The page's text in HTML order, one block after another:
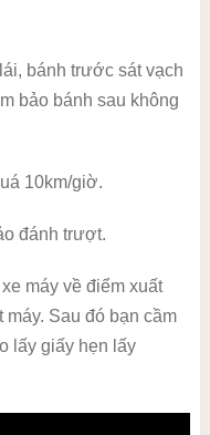
bánh trước sát vạch
bảo bánh sau không
10km/giờ.
đánh trượt.
máy về điểm xuất
máy. Sau đó bạn cầm
lấy giấy hẹn lấy